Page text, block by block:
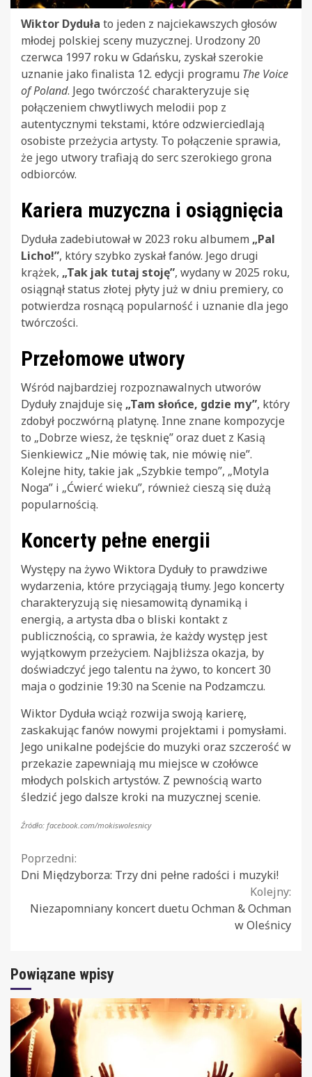
Wiktor Dyduła to jeden z najciekawszych głosów
młodej polskiej sceny muzycznej. Urodzony 20
czerwca 1997 roku w Gdańsku, zyskał szerokie
uznanie jako finalista 12. edycji programu The Voice
of Poland. Jego twórczość charakteryzuje się
połączeniem chwytliwych melodii pop z
autentycznymi tekstami, które odzwierciedlają
osobiste przeżycia artysty. To połączenie sprawia,
że jego utwory trafiają do serc szerokiego grona
odbiorców.
Kariera muzyczna i osiągnięcia
Dyduła zadebiutował w 2023 roku albumem „Pal
Licho!”, który szybko zyskał fanów. Jego drugi
krążek, „Tak jak tutaj stoję”, wydany w 2025 roku,
osiągnął status złotej płyty już w dniu premiery, co
potwierdza rosnącą popularność i uznanie dla jego
twórczości.
Przełomowe utwory
Wśród najbardziej rozpoznawalnych utworów
Dyduły znajduje się „Tam słońce, gdzie my”, który
zdobył poczwórną platynę. Inne znane kompozycje
to „Dobrze wiesz, że tęsknię” oraz duet z Kasią
Sienkiewicz „Nie mówię tak, nie mówię nie”.
Kolejne hity, takie jak „Szybkie tempo”, „Motyla
Noga” i „Ćwierć wieku”, również cieszą się dużą
popularnością.
Koncerty pełne energii
Występy na żywo Wiktora Dyduły to prawdziwe
wydarzenia, które przyciągają tłumy. Jego koncerty
charakteryzują się niesamowitą dynamiką i
energią, a artysta dba o bliski kontakt z
publicznością, co sprawia, że każdy występ jest
wyjątkowym przeżyciem. Najbliższa okazja, by
doświadczyć jego talentu na żywo, to koncert 30
maja o godzinie 19:30 na Scenie na Podzamczu.
Wiktor Dyduła wciąż rozwija swoją karierę,
zaskakując fanów nowymi projektami i pomysłami.
Jego unikalne podejście do muzyki oraz szczerość w
przekazie zapewniają mu miejsce w czołówce
młodych polskich artystów. Z pewnością warto
śledzić jego dalsze kroki na muzycznej scenie.
Źródło: facebook.com/mokiswolesnicy
Continue
Reading
Poprzedni:
Dni Międzyborza: Trzy dni pełne radości i muzyki!
Kolejny:
Niezapomniany koncert duetu Ochman & Ochman
w Oleśnicy
Powiązane wpisy